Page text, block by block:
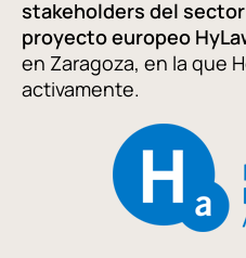
stakeholders del
proyecto europeo
en Zaragoza, en la que
activamente.